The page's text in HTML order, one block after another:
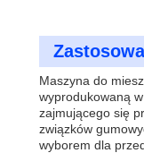
Maszyna do
wyprodukowaną
zajmującego się
związków
wyborem dla